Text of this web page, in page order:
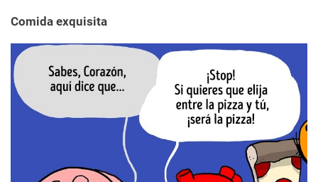
Comida exquisita